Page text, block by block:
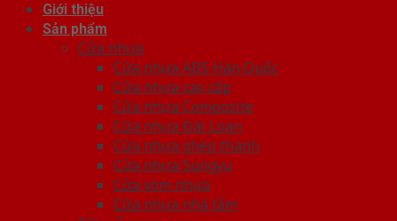
Giới thiệu
Sản phẩm
Cửa nhựa
Cửa nhựa ABS Hàn Quốc
Cửa nhựa cao cấp
Cửa nhựa Composite
Cửa nhựa Đài Loan
Cửa nhựa ghép thanh
Cửa nhựa Sungyu
Cửa vòm nhựa
Cửa nhựa nhà tắm